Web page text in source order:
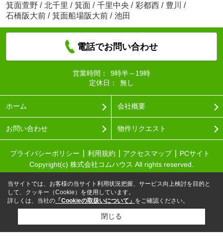
箕面萱野 / 北千里 / 箕面 / 千里中央 / 彩都西 / 豊川
/
石橋阪大前 / 箕面船場阪大前 / 池田
電話でお問い合わせ
営業時間：
9時半～19時
定休日：
無し
ホーム 会社概要
お問い合わせ 物件リクエスト
プライバシーポリシー 利用規約 アクセスマップ
PCサイト
Copyright(c) 株式会社コムハウス All rights reserved.
当サイトでは、お客様の当サイト利用状況把握、サービス向上検討を目的と
して、クッキー（Cookie）を使用しています。
詳しくは、当社の 「Cookieの取扱いについて」 をご確認ください。
閉じる